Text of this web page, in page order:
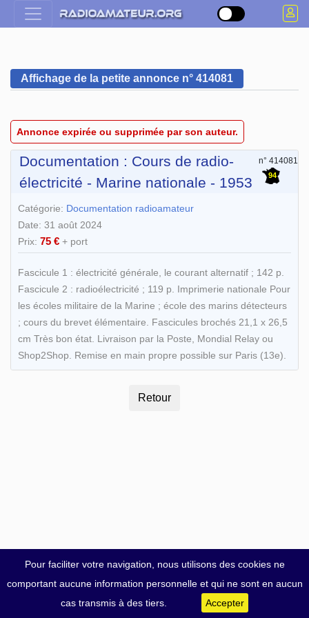
Pour faciliter votre navigation, nous utilisons des cookies ne
comportant aucune information personnelle et qui ne sont en aucun
cas transmis à des tiers.
Accepter
Affichage de la petite annonce n° 414081
Annonce expirée ou supprimée par son auteur.
Documentation : Cours de radio-
électricité - Marine nationale - 1953
n° 414081
94
Catégorie: Documentation radioamateur
Date: 31 août 2024
Prix: 75 € + port
Fascicule 1 : électricité générale, le courant alternatif ; 142 p.
Fascicule 2 : radioélectricité ; 119 p. Imprimerie nationale Pour
les écoles militaire de la Marine ; école des marins détecteurs
; cours du brevet élémentaire. Fascicules brochés 21,1 x 26,5
cm Très bon état. Livraison par la Poste, Mondial Relay ou
Shop2Shop. Remise en main propre possible sur Paris (13e).